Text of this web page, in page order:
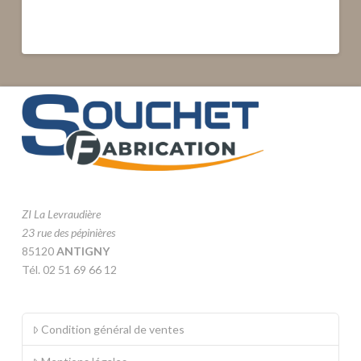
ZI La Levraudière
23 rue des pépinières
85120ANTIGNY
Tél. 02 51 69 66 12
Condition général de ventes